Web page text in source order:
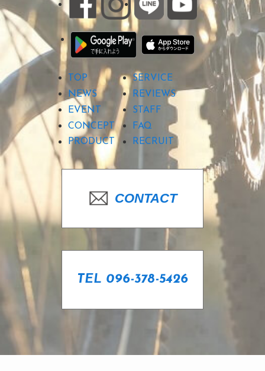
TOP
SERVICE
NEWS
REVIEWS
EVENT
STAFF
CONCEPT
FAQ
PRODUCT
RECRUIT
CONTACT
TEL 096-378-5426